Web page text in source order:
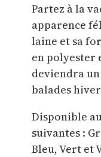
Partez à la
apparence
laine et sa
en polyester
deviendra
balades
Disponible
suivantes :
Bleu, Vert et